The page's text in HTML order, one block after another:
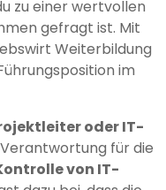
zu einer wertvollen
gefragt ist. Mit
Weiterbildung
im
oder IT-
für die
von IT-